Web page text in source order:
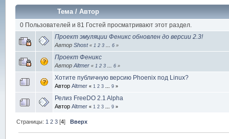
Тема/ Автор
0 Пользователей и 81 Гостей просматривают этот раздел.
Проект эмуляции Феникс обновлен до версии 2.3!
Автор Shost « 1 2 3 6»
Проект Феникс
Автор Altmer « 1 2 3 6»
Хотите публичную версию Phoenix под Linux?
Автор Altmer « 1 2 3 9»
Релиз FreeDO 2.1 Alpha
Автор Altmer « 1 2 3 9»
Страницы: 1 2 3 [4]Вверх